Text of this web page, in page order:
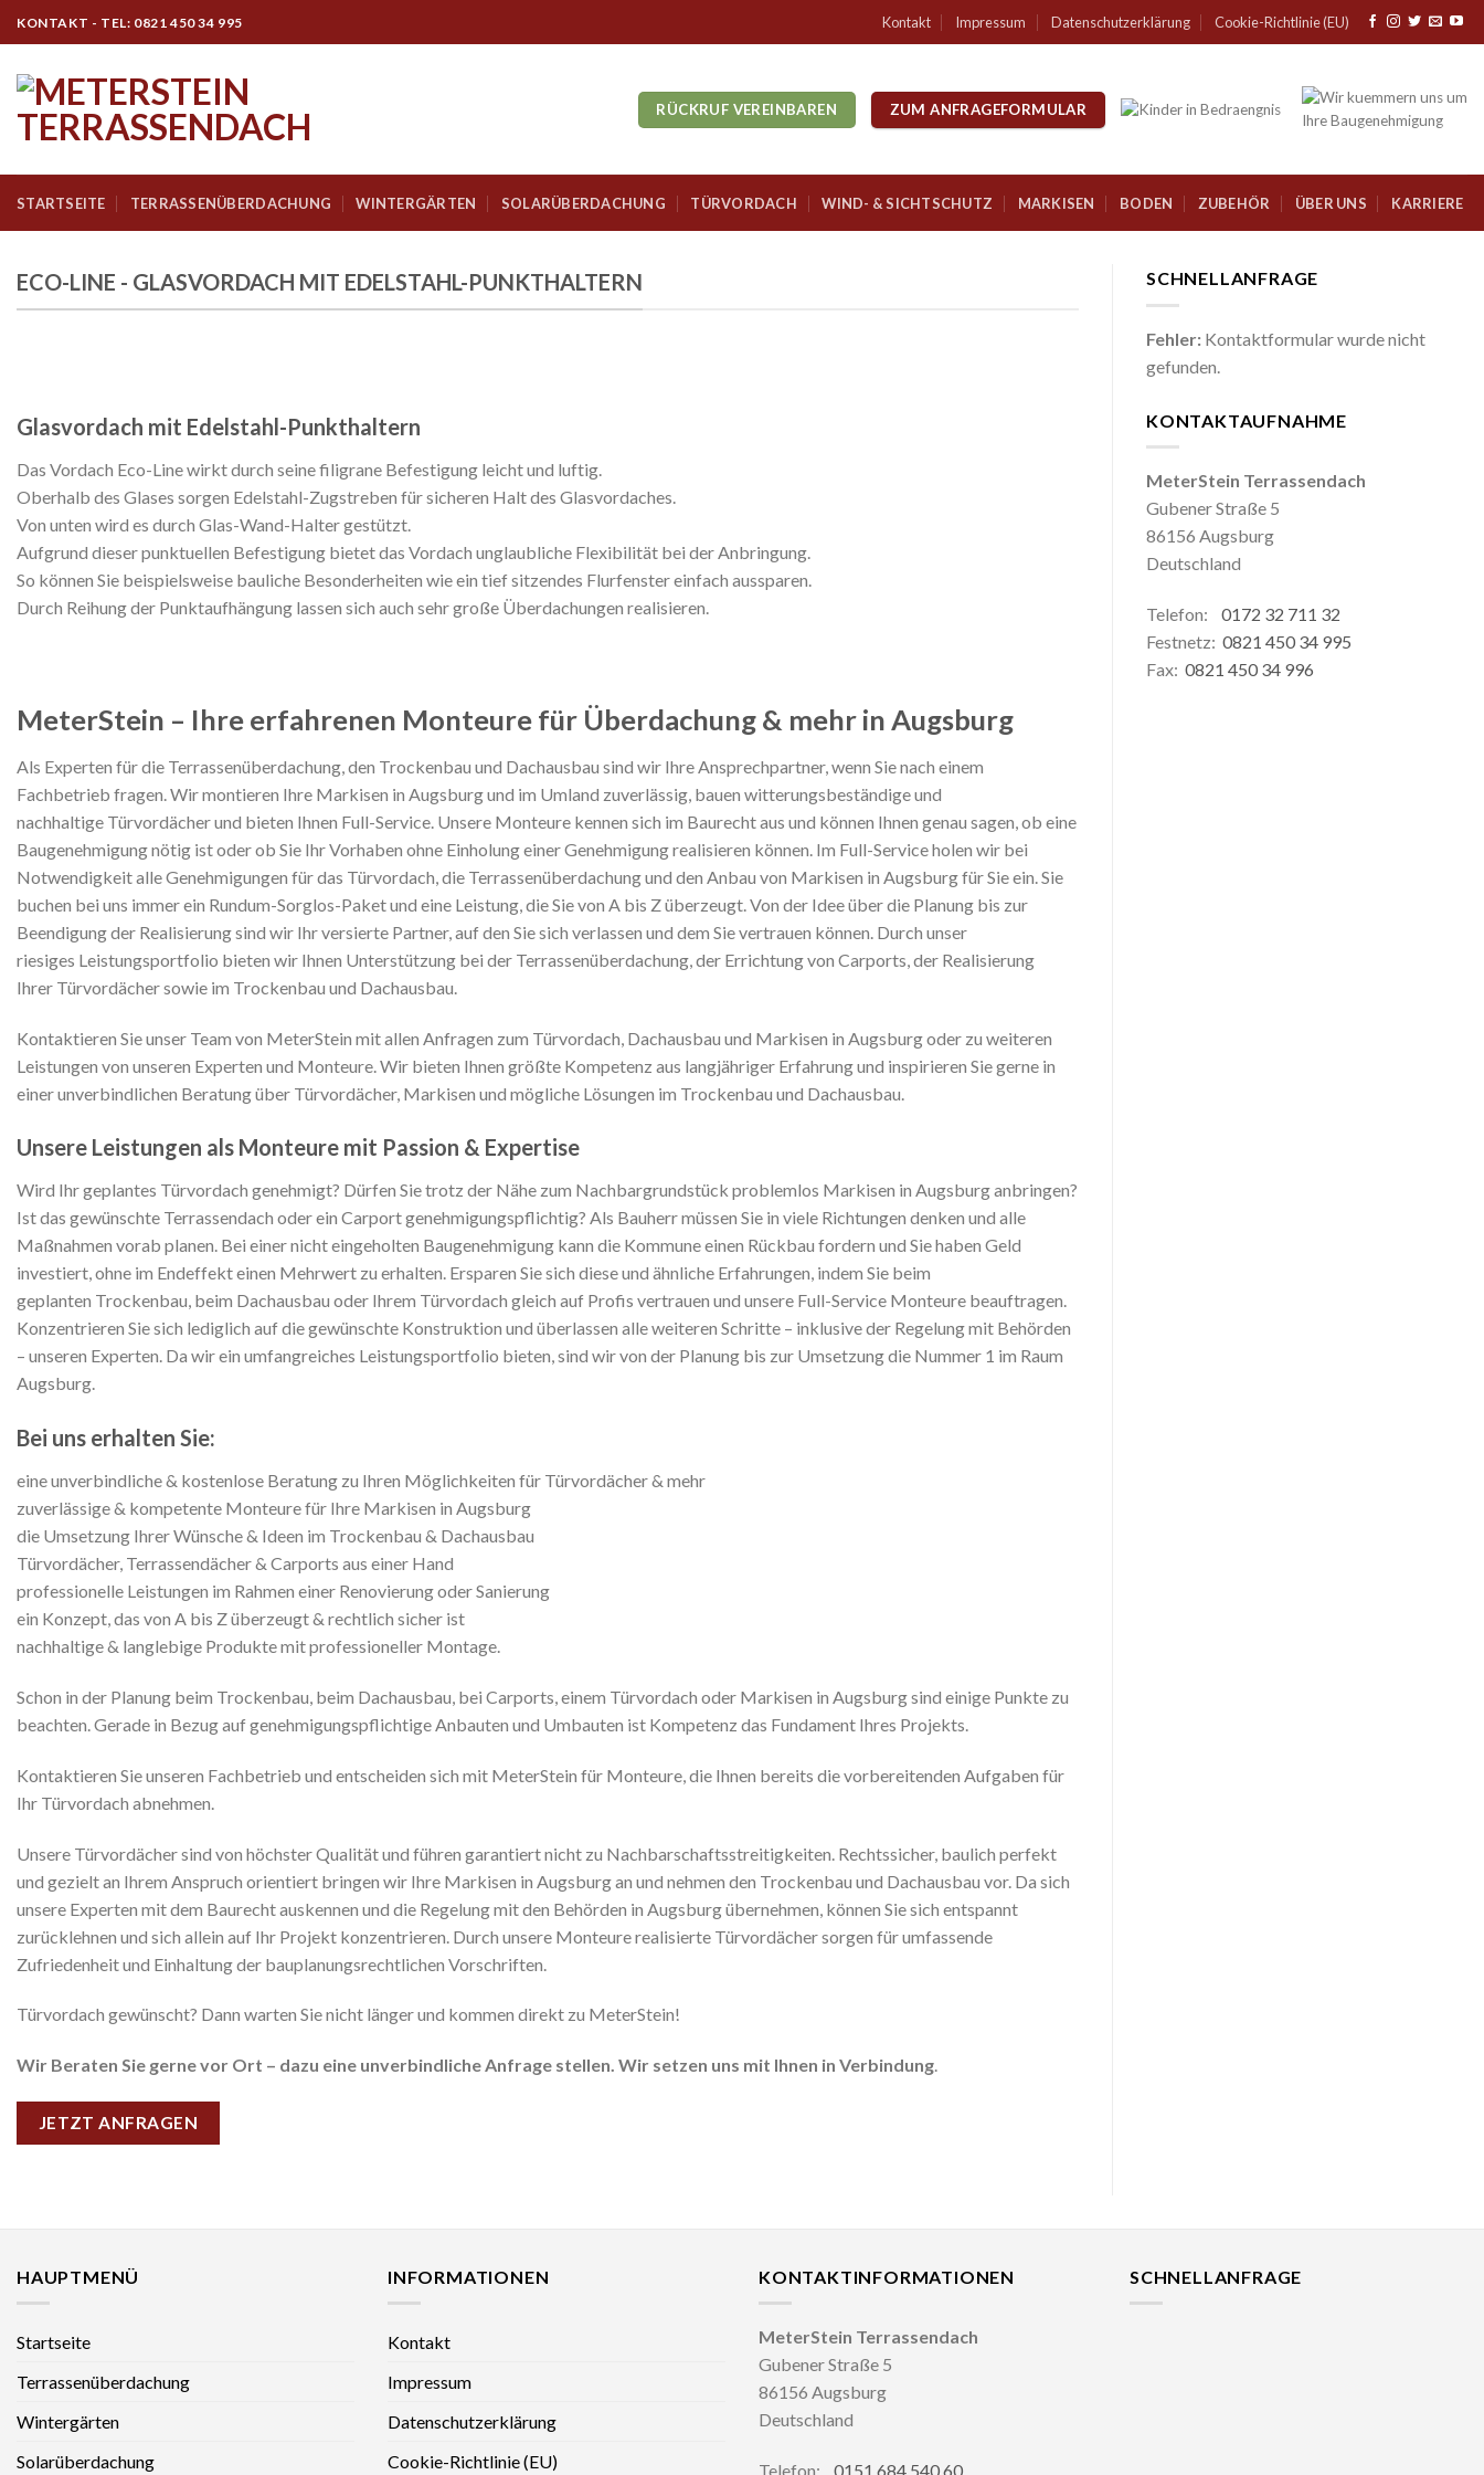
to
KONTAKT - TEL: 0821 450 34 995 Kontakt Impressum Datenschutzerklärung Cookie-Richtlinie (EU)
RÜCKRUF VEREINBAREN ZUM ANFRAGEFORMULAR
STARTSEITE TERRASSENÜBERDACHUNG WINTERGÄRTEN SOLARÜBERDACHUNG TÜRVORDACH WIND- & SICHTSCHUTZ MARKISEN BODEN ZUBEHÖR ÜBER UNS KARRIERE
ECO-LINE - GLASVORDACH MIT EDELSTAHL-PUNKTHALTERN
Glasvordach mit Edelstahl-Punkthaltern
Das Vordach Eco-Line wirkt durch seine filigrane Befestigung leicht und luftig.
Oberhalb des Glases sorgen Edelstahl-Zugstreben für sicheren Halt des Glasvordaches.
Von unten wird es durch Glas-Wand-Halter gestützt.
Aufgrund dieser punktuellen Befestigung bietet das Vordach unglaubliche Flexibilität bei der Anbringung.
So können Sie beispielsweise bauliche Besonderheiten wie ein tief sitzendes Flurfenster einfach aussparen.
Durch Reihung der Punktaufhängung lassen sich auch sehr große Überdachungen realisieren.
MeterStein – Ihre erfahrenen Monteure für Überdachung & mehr in Augsburg
Als Experten für die Terrassenüberdachung, den Trockenbau und Dachausbau sind wir Ihre Ansprechpartner, wenn Sie nach einem
Fachbetrieb fragen. Wir montieren Ihre Markisen in Augsburg und im Umland zuverlässig, bauen witterungsbeständige und
nachhaltige Türvordächer und bieten Ihnen Full-Service. Unsere Monteure kennen sich im Baurecht aus und können Ihnen genau sagen, ob eine
Baugenehmigung nötig ist oder ob Sie Ihr Vorhaben ohne Einholung einer Genehmigung realisieren können. Im Full-Service holen wir bei
Notwendigkeit alle Genehmigungen für das Türvordach, die Terrassenüberdachung und den Anbau von Markisen in Augsburg für Sie ein. Sie
buchen bei uns immer ein Rundum-Sorglos-Paket und eine Leistung, die Sie von A bis Z überzeugt. Von der Idee über die Planung bis zur
Beendigung der Realisierung sind wir Ihr versierte Partner, auf den Sie sich verlassen und dem Sie vertrauen können. Durch unser
riesiges Leistungsportfolio bieten wir Ihnen Unterstützung bei der Terrassenüberdachung, der Errichtung von Carports, der Realisierung
Ihrer Türvordächer sowie im Trockenbau und Dachausbau.
Kontaktieren Sie unser Team von MeterStein mit allen Anfragen zum Türvordach, Dachausbau und Markisen in Augsburg oder zu weiteren
Leistungen von unseren Experten und Monteure. Wir bieten Ihnen größte Kompetenz aus langjähriger Erfahrung und inspirieren Sie gerne in
einer unverbindlichen Beratung über Türvordächer, Markisen und mögliche Lösungen im Trockenbau und Dachausbau.
Unsere Leistungen als Monteure mit Passion & Expertise
Wird Ihr geplantes Türvordach genehmigt? Dürfen Sie trotz der Nähe zum Nachbargrundstück problemlos Markisen in Augsburg anbringen?
Ist das gewünschte Terrassendach oder ein Carport genehmigungspflichtig? Als Bauherr müssen Sie in viele Richtungen denken und alle
Maßnahmen vorab planen. Bei einer nicht eingeholten Baugenehmigung kann die Kommune einen Rückbau fordern und Sie haben Geld
investiert, ohne im Endeffekt einen Mehrwert zu erhalten. Ersparen Sie sich diese und ähnliche Erfahrungen, indem Sie beim
geplanten Trockenbau, beim Dachausbau oder Ihrem Türvordach gleich auf Profis vertrauen und unsere Full-Service Monteure beauftragen.
Konzentrieren Sie sich lediglich auf die gewünschte Konstruktion und überlassen alle weiteren Schritte – inklusive der Regelung mit Behörden
– unseren Experten. Da wir ein umfangreiches Leistungsportfolio bieten, sind wir von der Planung bis zur Umsetzung die Nummer 1 im Raum
Augsburg.
Bei uns erhalten Sie:
eine unverbindliche & kostenlose Beratung zu Ihren Möglichkeiten für Türvordächer & mehr
zuverlässige & kompetente Monteure für Ihre Markisen in Augsburg
die Umsetzung Ihrer Wünsche & Ideen im Trockenbau & Dachausbau
Türvordächer, Terrassendächer & Carports aus einer Hand
professionelle Leistungen im Rahmen einer Renovierung oder Sanierung
ein Konzept, das von A bis Z überzeugt & rechtlich sicher ist
nachhaltige & langlebige Produkte mit professioneller Montage.
Schon in der Planung beim Trockenbau, beim Dachausbau, bei Carports, einem Türvordach oder Markisen in Augsburg sind einige Punkte zu
beachten. Gerade in Bezug auf genehmigungspflichtige Anbauten und Umbauten ist Kompetenz das Fundament Ihres Projekts.
Kontaktieren Sie unseren Fachbetrieb und entscheiden sich mit MeterStein für Monteure, die Ihnen bereits die vorbereitenden Aufgaben für
Ihr Türvordach abnehmen.
Unsere Türvordächer sind von höchster Qualität und führen garantiert nicht zu Nachbarschaftsstreitigkeiten. Rechtssicher, baulich perfekt
und gezielt an Ihrem Anspruch orientiert bringen wir Ihre Markisen in Augsburg an und nehmen den Trockenbau und Dachausbau vor. Da sich
unsere Experten mit dem Baurecht auskennen und die Regelung mit den Behörden in Augsburg übernehmen, können Sie sich entspannt
zurücklehnen und sich allein auf Ihr Projekt konzentrieren. Durch unsere Monteure realisierte Türvordächer sorgen für umfassende
Zufriedenheit und Einhaltung der bauplanungsrechtlichen Vorschriften.
Türvordach gewünscht? Dann warten Sie nicht länger und kommen direkt zu MeterStein!
Wir Beraten Sie gerne vor Ort – dazu eine unverbindliche Anfrage stellen. Wir setzen uns mit Ihnen in Verbindung.
JETZT ANFRAGEN
SCHNELLANFRAGE
Fehler: Kontaktformular wurde nicht
gefunden.
KONTAKTAUFNAHME
MeterStein Terrassendach
Gubener Straße 5
86156 Augsburg
Deutschland
Telefon: 0172 32 711 32
Festnetz: 0821 450 34 995
Fax: 0821 450 34 996
HAUPTMENÜ
Startseite
Terrassenüberdachung
Wintergärten
Solarüberdachung
INFORMATIONEN
Kontakt
Impressum
Datenschutzerklärung
Cookie-Richtlinie (EU)
KONTAKTINFORMATIONEN
MeterStein Terrassendach
Gubener Straße 5
86156 Augsburg
Deutschland
Telefon: 0151 684 540 60
SCHNELLANFRAGE